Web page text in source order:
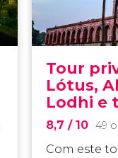
Tour
Lótus,
Lodhi e
8,7 / 10 49
Com este